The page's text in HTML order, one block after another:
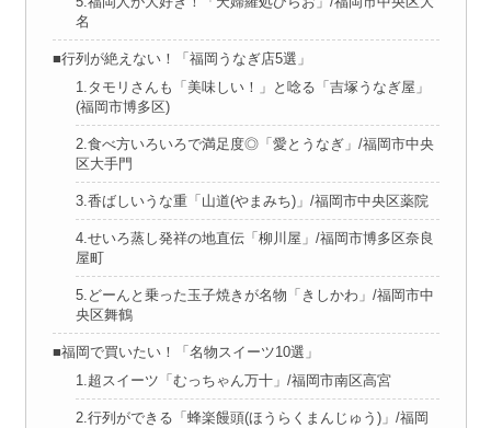
名
■行列が絶えない！「福岡うなぎ店5選」
1.タモリさんも「美味しい！」と唸る「吉塚うなぎ屋」
(福岡市博多区)
2.食べ方いろいろで満足度◎「愛とうなぎ」/福岡市中央
区大手門
3.香ばしいうな重「山道(やまみち)」/福岡市中央区薬院
4.せいろ蒸し発祥の地直伝「柳川屋」/福岡市博多区奈良
屋町
5.どーんと乗った玉子焼きが名物「きしかわ」/福岡市中
央区舞鶴
■福岡で買いたい！「名物スイーツ10選」
1.超スイーツ「むっちゃん万十」/福岡市南区高宮
2.行列ができる「蜂楽饅頭(ほうらくまんじゅう)」/福岡